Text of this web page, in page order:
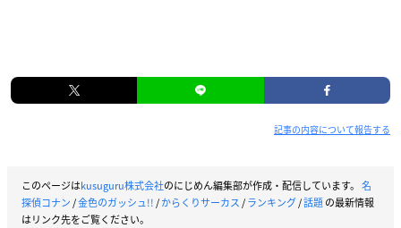
記事の内容について報告する
このページはkusuguru株式会社のにじめん編集部が作成・配信しています。 名
探偵コナン/金色のガッシュ!!/からくりサーカス/ランキング/話題の最新情報
はリンク先をご覧ください。